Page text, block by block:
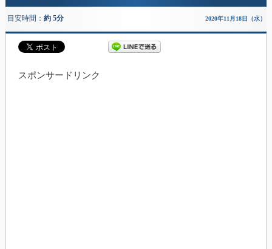
目安時間： 約 5分 2020年11月18日（水）
スポンサードリンク